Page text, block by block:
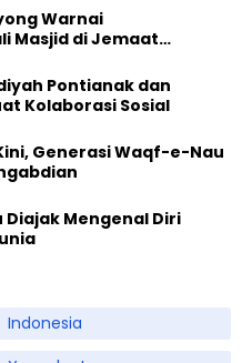
Warnai
Masjid di Jemaat
Pontianak dan
Kolaborasi Sosial
Generasi Waqf-e-Nau
Mengenal Diri
Indonesia